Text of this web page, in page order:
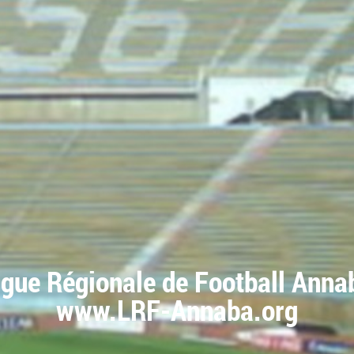
Régionale de Football
www.LRF-Annaba.org